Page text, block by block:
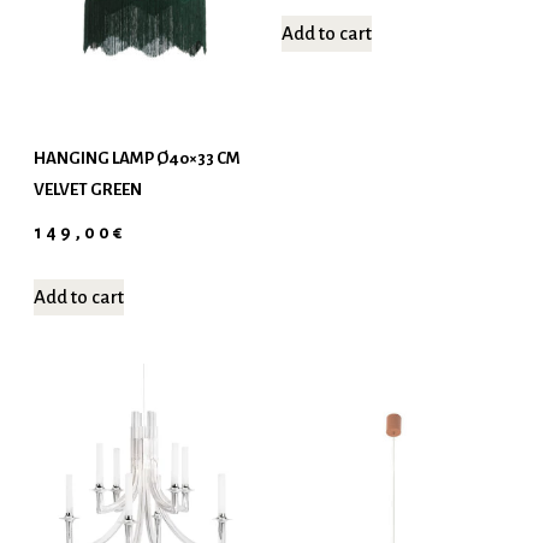
HANGING LAMP Ø40×33 CM
VELVET GREEN
149,00€
Add to cart
Add to cart